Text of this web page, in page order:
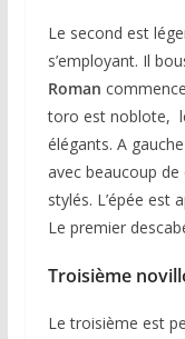
Le second est
s’employant. Il
Roman
toro est noblote,
élégants. A
avec beaucoup
stylés. L’épée est
Le premier
Troisième
Le troisième est